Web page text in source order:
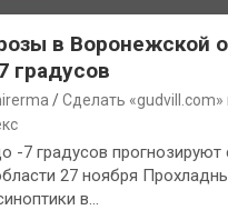
в Воронежской
градусов
Сделать «gudvill.com»
-7 градусов прогнозируют
27 ноября
в…